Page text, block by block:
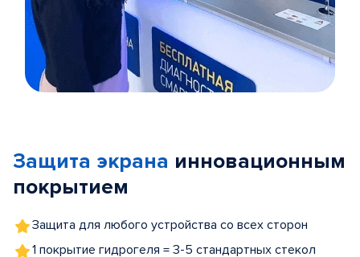
5
Защита экрана инновационным
покрытием
Защита для любого устройства со всех сторон
1 покрытие гидрогеля = 3-5 стандартных стекол